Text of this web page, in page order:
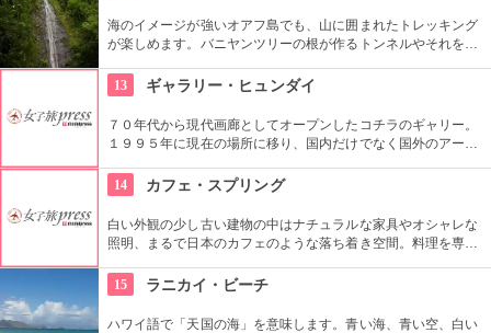
海のイメージが強いオアフ島でも、山に囲まれたトレッキング
が楽しめます。バニヤンツリーの根が作るトンネルやそれを囲
どころから聞こえる鳥の声。ハワイ固有の生物もたくさんいる
ので、ガイドツアーを申し込んでいろいろ教わるのもアリ。
13 ギャラリー・ヒュンダイ
７０年代から現代画廊としてオープンしたコチラのギャリー。
１９９５年に現在の場所に移り、国内だけでなく国外のアーテ
示できるスペースを設け、モダン美術の流れを感じる事が出来
る、国内最高のギャラリーとしての評価も。
14 カフェ・スプリング
白い外観の少し古い建物の中はナチュラルな家具やオシャレな
照明、まるで日本のカフェのような落ち着き空間。料理を専門
どれもほっとする味わいのものばかり。
15 ラニカイ・ビーチ
ハワイ語で「天国の海」を意味します。青い海、青い空、白い